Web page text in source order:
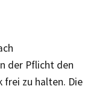
der Pflicht den
frei zu halten. Die